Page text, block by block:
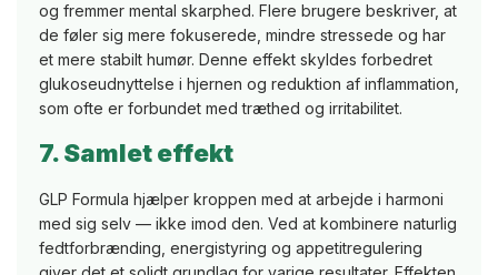
og fremmer mental skarphed. Flere brugere beskriver, at
de føler sig mere fokuserede, mindre stressede og har
et mere stabilt humør. Denne effekt skyldes forbedret
glukoseudnyttelse i hjernen og reduktion af inflammation,
som ofte er forbundet med træthed og irritabilitet.
7. Samlet effekt
GLP Formula hjælper kroppen med at arbejde i harmoni
med sig selv — ikke imod den. Ved at kombinere naturlig
fedtforbrænding, energistyring og appetitregulering